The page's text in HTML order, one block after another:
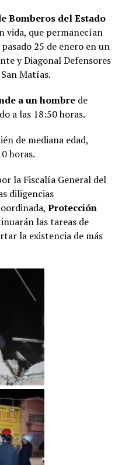
Bomberos del Estado
vida, que permanecían
25 de enero en un
y Diagonal Defensores
Matías.
a un hombre de
a las 18:50 horas.
de mediana edad,
horas.
la Fiscalía General del
diligencias
Protección
las tareas de
la existencia de más